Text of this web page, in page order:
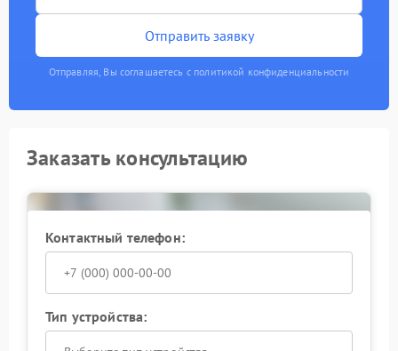
Отправить заявку
Отправляя, Вы соглашаетесь с политикой конфиденциальности
Заказать консультацию
Контактный телефон:
Тип устройства: